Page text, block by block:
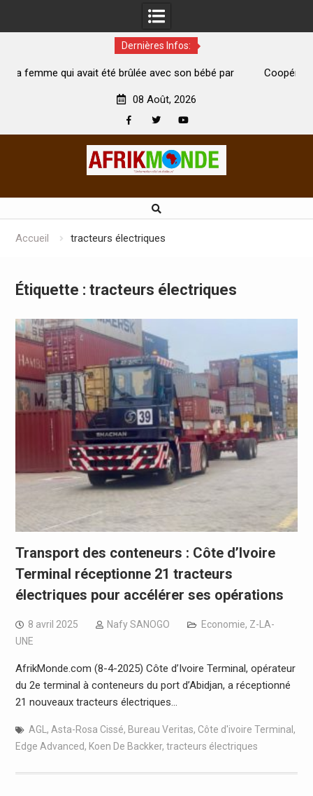
Dernières Infos:
brûlée avec son bébé par
Coopération: Le ministre Indien
08 Août, 2026
Accueil tracteurs électriques
Étiquette : tracteurs électriques
Transport des conteneurs : Côte d’Ivoire
Terminal réceptionne 21 tracteurs
électriques pour accélérer ses opérations
8 avril 2025 Nafy SANOGO Economie, Z-LA-
UNE
AfrikMonde.com (8-4-2025) Côte d’Ivoire Terminal, opérateur
du 2e terminal à conteneurs du port d’Abidjan, a réceptionné
21 nouveaux tracteurs électriques…
AGL , Asta-Rosa Cissé, Bureau Veritas, Côte d'ivoire Terminal ,
Edge Advanced, Koen De Backker, tracteurs électriques